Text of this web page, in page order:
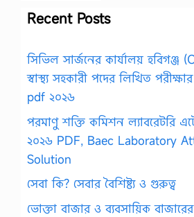
Recent Posts
সিভিল সার্জনের কার্যালয় হবিগঞ্জ
স্বাস্থ্য সহকারী পদের লিখিত
pdf ২০২৬
পরমাণু শক্তি কমিশন ল্যাবরেটরি
২০২৬ PDF, Baec Laboratory
Solution
সেবা কি? সেবার বৈশিষ্ট্য ও গুরুত্ব
ভোক্তা বাজার ও ব্যবসায়িক বাজারের